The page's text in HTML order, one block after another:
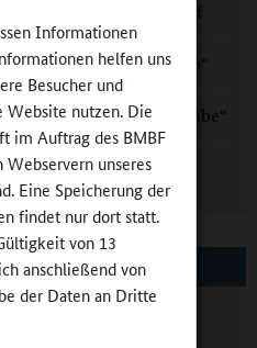
Informationen
helfen uns
Besucher und
Website nutzen. Die
im Auftrag des BMBF
unseres
Eine Speicherung der
findet nur dort statt.
von 13
anschließend von
der Daten an Dritte
stramm, scharf
Beine, kurze Wege“
Schulentwicklungsaufgabe“
mit Konzept